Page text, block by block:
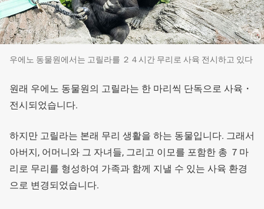
우에노 동물원에서는 고릴라를 ２４시간 무리로 사육 전시하고 있다
원래 우에노 동물원의 고릴라는 한 마리씩 단독으로 사육・
전시되었습니다.
하지만 고릴라는 본래 무리 생활을 하는 동물입니다. 그래서
아버지, 어머니와 그 자녀들, 그리고 이모를 포함한 총 ７마
리로 무리를 형성하여 가족과 함께 지낼 수 있는 사육 환경
으로 변경되었습니다.